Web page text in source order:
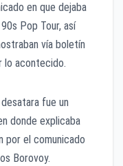
en que dejaba
Pop Tour, así
vía boletín
lo acontecido.
fue un
donde explicaba
por el comunicado
Borovoy.